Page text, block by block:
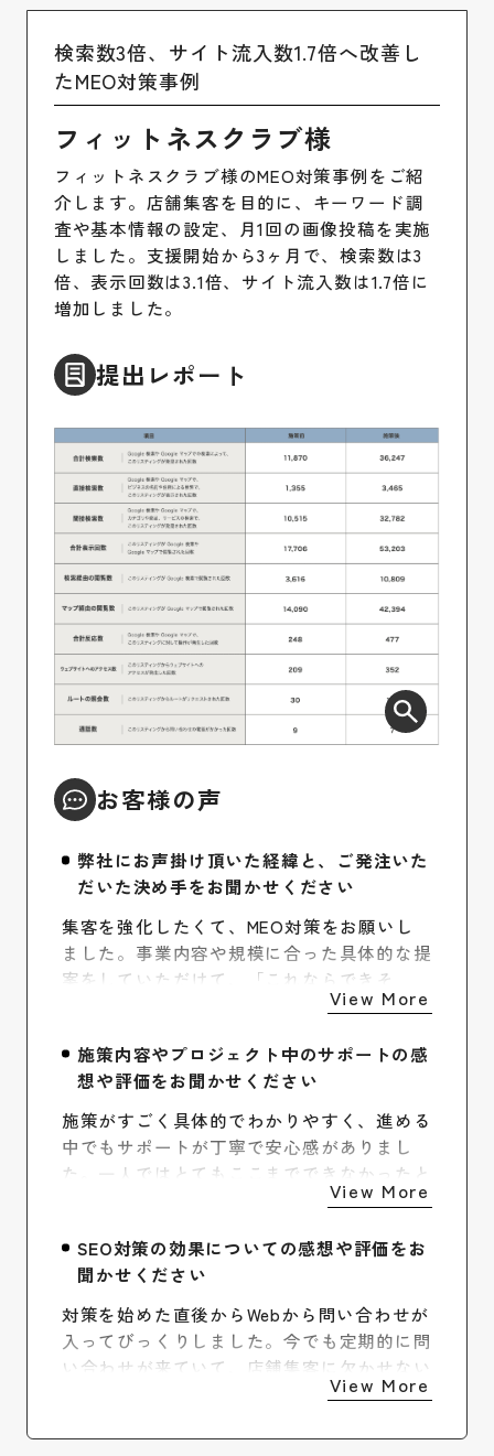
検索数3倍、サイト流入数1.7倍へ改善し
たMEO対策事例
フィットネスクラブ様
フィットネスクラブ様のMEO対策事例をご紹
介します。店舗集客を目的に、キーワード調
査や基本情報の設定、月1回の画像投稿を実施
しました。支援開始から3ヶ月で、検索数は3
倍、表示回数は3.1倍、サイト流入数は1.7倍に
増加しました。
提出レポート
お客様の声
弊社にお声掛け頂いた経緯と、ご発注いた
だいた決め手をお聞かせください
集客を強化したくて、MEO対策をお願いし
ました。事業内容や規模に合った具体的な提
案をしていただけて、「これならできそ
う！」とイメージが湧いたのが決め手です。
施策内容やプロジェクト中のサポートの感
想や評価をお聞かせください
施策がすごく具体的でわかりやすく、進める
中でもサポートが丁寧で安心感がありまし
た。一人ではとてもここまでできなかったと
思うので、本当に感謝しています。
SEO対策の効果についての感想や評価をお
聞かせください
対策を始めた直後からWebから問い合わせが
入ってびっくりしました。今でも定期的に問
い合わせが来ていて、店舗集客に欠かせない
施策だと実感しています。引き続きよろしく